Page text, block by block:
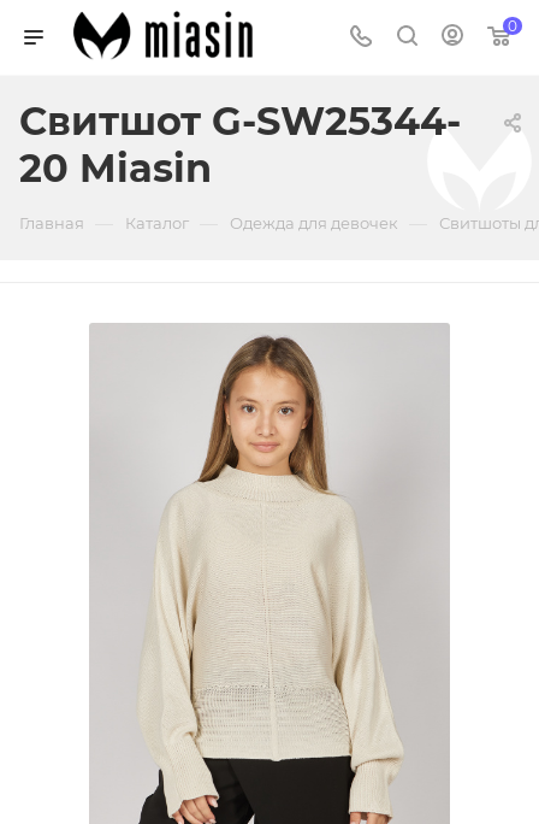
0
Свитшот G-SW25344-
20 Miasin
Главная Каталог Одежда для девочек Свитшоты